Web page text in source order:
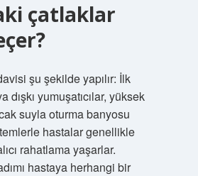
çatlaklar
şu şekilde yapılır: İlk
dışkı yumuşatıcılar, yüksek
suyla oturma banyosu
hastalar genellikle
rahatlama yaşarlar.
hastaya herhangi bir